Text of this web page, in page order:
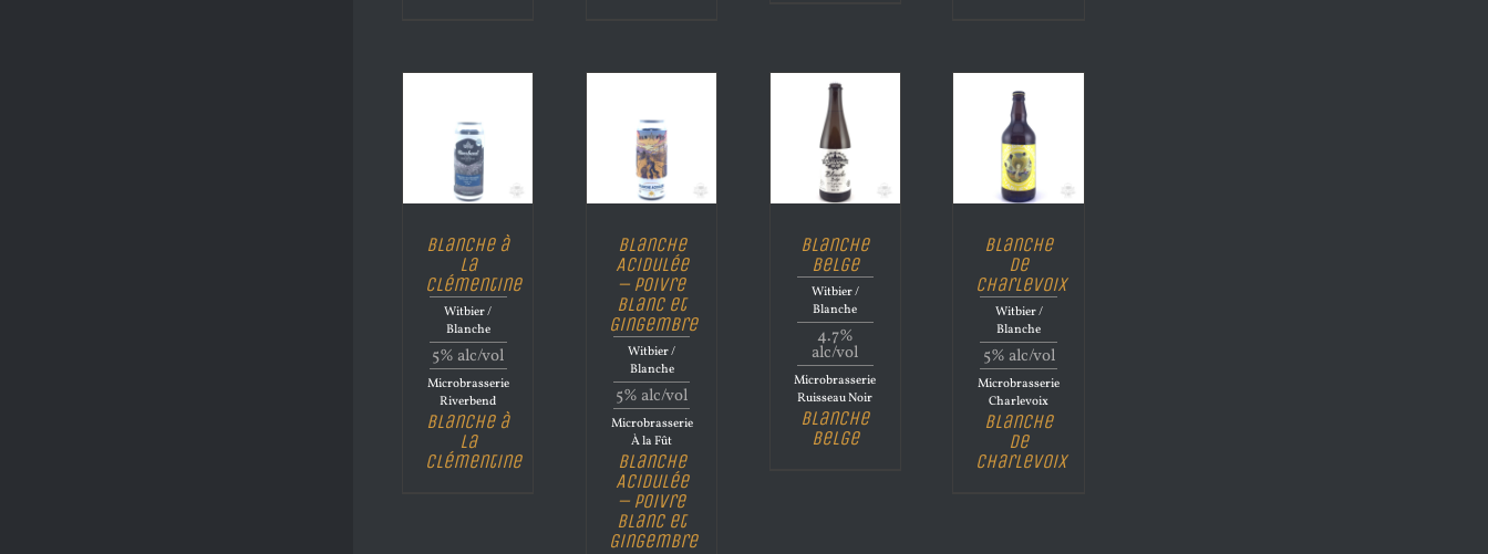
Blanche à
La
Clémentine
Witbier /
Blanche
5% alc/vol
Microbrasserie
Riverbend
Blanche à
La
Clémentine
Blanche
Acidulée
– Poivre
blanc et
Gingembre
Witbier /
Blanche
5% alc/vol
Microbrasserie
À la Fût
Blanche
Acidulée
– Poivre
blanc et
Gingembre
Blanche
Belge
Witbier /
Blanche
4.7%
alc/vol
Microbrasserie
Ruisseau Noir
Blanche
Belge
Blanche
de
Charlevoix
Witbier /
Blanche
5% alc/vol
Microbrasserie
Charlevoix
Blanche
de
Charlevoix